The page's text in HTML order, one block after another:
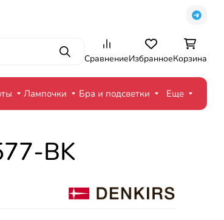
ПоискСравнениеИзбранноеКорзина
Лампочки Бра и подсветки Еще
BK